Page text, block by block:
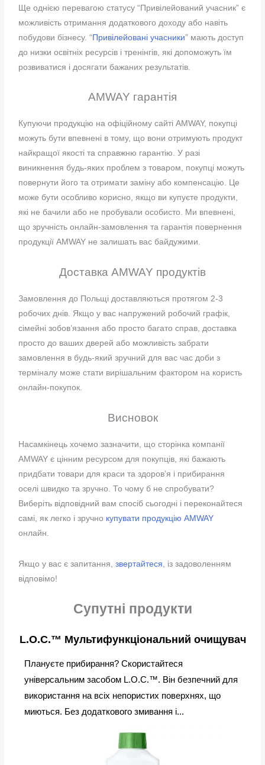
Ще однією перевагою статусу “Привілейований учасник” є
можливість отримання додаткового доходу або навіть
побудови бізнесу. “Привілейовані учасники” мають доступ
до низки освітніх ресурсів ітренінгів, які допоможуть їм
розвиватися і досягати бажаних результатів.
AMWAY гарантія
Купуючи продукцію на офіційному сайті AMWAY, покупці
можуть бути впевнені в тому, що вони отримують продукт
найкращої якості та справжню гарантію. У разі
виникнення будь-яких проблем з товаром, покупці можуть
повернути його та отримати заміну або компенсацію. Це
може бути особливо корисно, якщо ви купуєте продукти,
які не бачили або не пробували особисто. Ми впевнені,
що зручність онлайн-замовлення та гарантія повернення
продукції AMWAY не залишать вас байдужими.
Доставка AMWAY продуктів
Замовлення до Польщі доставляються протягом 2-3
робочих днів. Якщо у вас напружений робочий графік,
сімейні зобов’язання або просто багато справ, доставка
просто до ваших дверей або можливість забрати
замовлення в будь-який зручний для вас час доби з
терміналу може стати вирішальним фактором на користь
онлайн-покупок.
Висновок
Насамкінець хочемо зазначити, що сторінка компанії
AMWAY є цінним ресурсом для покупців, які бажають
придбати товари для краси та здоров’я і прибирання
оселі швидко та зручно. То чому б не спробувати?
Виберіть відповідний вам спосіб сьогодні і переконайтеся
самі, як легко і зручно купувати продукцію AMWAY
онлайн.
Якщо у вас є запитання,звертайтеся , із задоволенням
відповімо!
Супутні продукти
L.O.C.™ Мультифункціональний очищувач
Плануєте прибирання? Скористайтеся
універсальним засобом L.O.C.™. Він безпечний для
використання на всіх непористих поверхнях, що
миються. Без додаткового змивання і...